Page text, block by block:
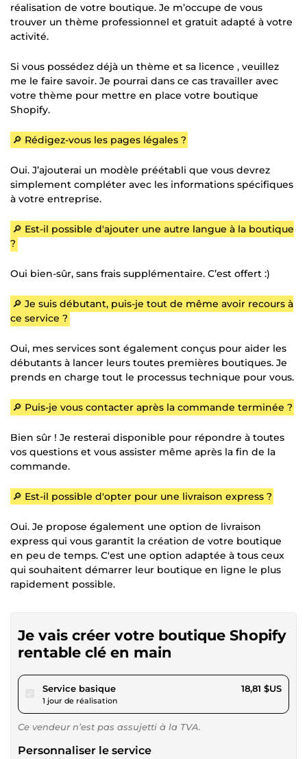
réalisation de votre boutique. Je m’occupe de vous
trouver un thème professionnel et gratuit adapté à votre
activité.
Si vous possédez déjà un thème et sa licence , veuillez
me le faire savoir. Je pourrai dans ce cas travailler avec
votre thème pour mettre en place votre boutique
Shopify.
🔎 Rédigez-vous les pages légales ?
Oui. J’ajouterai un modèle préétabli que vous devrez
simplement compléter avec les informations spécifiques
à votre entreprise.
🔎 Est-il possible d'ajouter une autre langue à la boutique
?
Oui bien-sûr, sans frais supplémentaire. C’est offert :)
🔎 Je suis débutant, puis-je tout de même avoir recours à
ce service ?
Oui, mes services sont également conçus pour aider les
débutants à lancer leurs toutes premières boutiques. Je
prends en charge tout le processus technique pour vous.
🔎 Puis-je vous contacter après la commande terminée ?
Bien sûr ! Je resterai disponible pour répondre à toutes
vos questions et vous assister même après la fin de la
commande.
🔎 Est-il possible d'opter pour une livraison express ?
Oui. Je propose également une option de livraison
express qui vous garantit la création de votre boutique
en peu de temps. C'est une option adaptée à tous ceux
qui souhaitent démarrer leur boutique en ligne le plus
rapidement possible.
Je vais créer votre boutique Shopify
rentable clé en main
Service basiquepour 17,34 $US
1 jour de réalisation
18,81 $US
Ce vendeur n’est pas assujetti à la TVA.
Personnaliser le service